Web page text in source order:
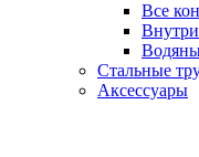
Все
Стальные
Аксессуары